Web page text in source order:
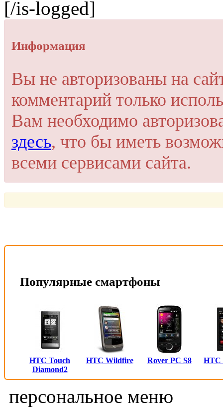
[/is-logged]
Информация
Вы не авторизованы на
комментарий только
Вам необходимо
здесь, что бы иметь
всеми сервисами сайта.
Популярные смартфоны
HTC Touch
Diamond2
HTC Wildfire Rover PC S8 HTC
персональное меню